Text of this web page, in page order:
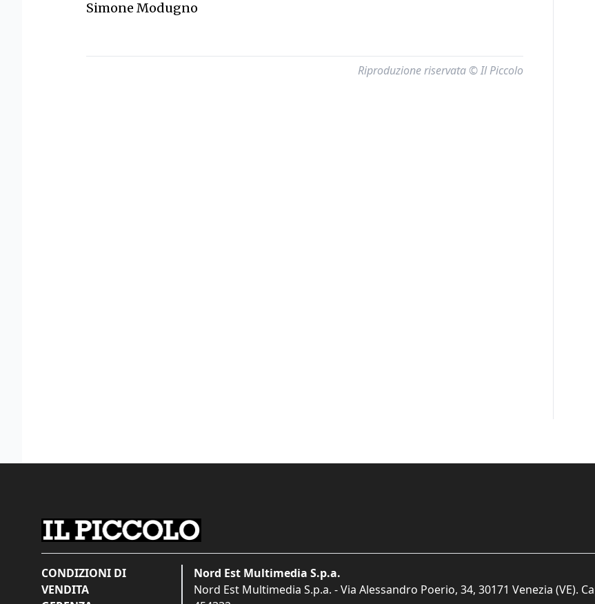
Simone Modugno
Riproduzione riservata © Il Piccolo
CONDIZIONI DI
VENDITA
Nord Est Multimedia S.p.a.
Nord Est Multimedia S.p.a. - Via Alessandro Poerio, 34, 30171 Venezia (VE).